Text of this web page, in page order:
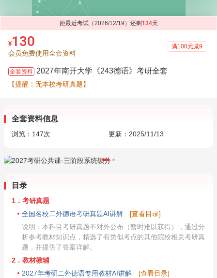
距最近考试（2026/12/19）还剩 134天
¥130
会员免费使用全套资料
满100元减9
全套资料 2027年南开大学《243德语》考研全套
【提醒：无本校考研真题】
全套资料信息
浏览： 147次 更新：2025/11/13
目录
1．考研真题
全国名校二外德语考研真题AI讲解
[查看目录]
说明：本科目考研真题不对外公布（暂时难以获得），通过分
析参考教材知识点，精选了有类似考点的其他院校相关考研真
题，并提供了答案详解。
2．教材教辅
2027年考研二外德语专用教材AI讲解
[查看目录]